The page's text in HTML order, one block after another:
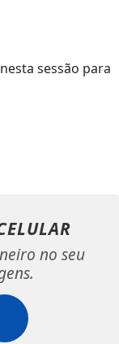
sessão para
no seu